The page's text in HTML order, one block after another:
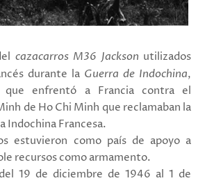
cazacarros M36 Jackson utilizados
durante la Guerra de Indochina,
que enfrentó a Francia contra el
de Ho Chi Minh que reclamaban la
Indochina Francesa.
estuvieron como país de apoyo a
recursos como armamento.
19 de diciembre de 1946 al 1 de